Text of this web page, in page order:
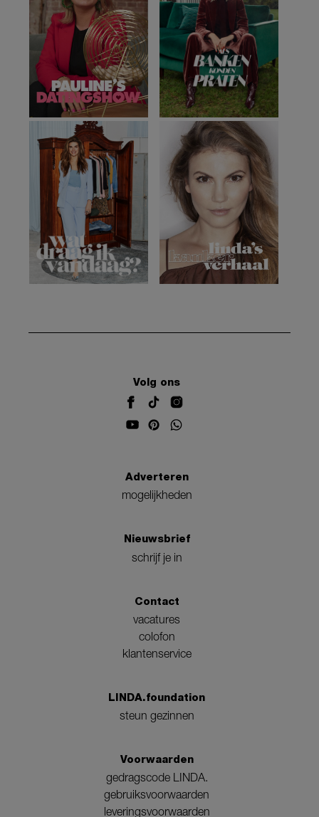
Volg ons
Adverteren
mogelijkheden
Nieuwsbrief
schrijf je in
Contact
vacatures
colofon
klantenservice
LINDA.foundation
steun gezinnen
Voorwaarden
gedragscode LINDA.
gebruiksvoorwaarden
leveringsvoorwaarden